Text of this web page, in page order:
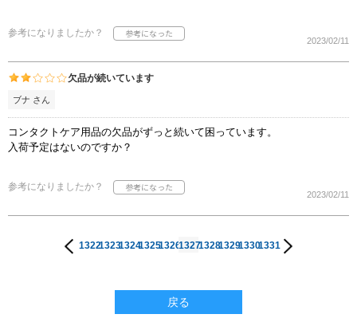
参考になりましたか？
2023/02/11
欠品が続いています
ブナ さん
コンタクトケア用品の欠品がずっと続いて困っています。
入荷予定はないのですか？
参考になりましたか？
2023/02/11
1322132313241325132613271328132913301331
戻る